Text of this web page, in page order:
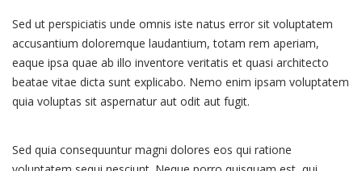
Project
–
Wide
Sed ut perspiciatis unde omnis iste natus error sit voluptatem
accusantium doloremque laudantium, totam rem aperiam,
eaque ipsa quae ab illo inventore veritatis et quasi architecto
beatae vitae dicta sunt explicabo. Nemo enim ipsam voluptatem
quia voluptas sit aspernatur aut odit aut fugit.
Sed quia consequuntur magni dolores eos qui ratione